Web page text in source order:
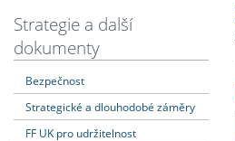
Dozvědět se více
Podat přihlášku
Dozvědět se více
Dozvědět se více
Dozvědět se více
Strategie a další
dokumenty
Bezpečnost
Strategické a dlouhodobé záměry
FF UK pro udržitelnost